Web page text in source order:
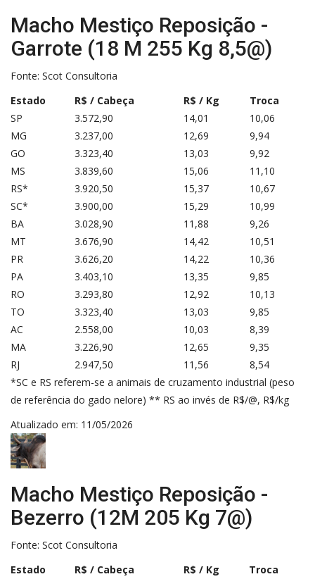
Macho Mestiço Reposição -
Garrote (18 M 255 Kg 8,5@)
Fonte: Scot Consultoria
Estado
R$ / Cabeça R$ / Kg
Troca
SP
3.572,90 14,01
10,06
MG
3.237,00 12,69
9,94
GO
3.323,40 13,03
9,92
MS
3.839,60 15,06
11,10
RS*
3.920,50 15,37
10,67
SC*
3.900,00 15,29
10,99
BA
3.028,90 11,88
9,26
MT
3.676,90 14,42
10,51
PR
3.626,20 14,22
10,36
PA
3.403,10 13,35
9,85
RO
3.293,80 12,92
10,13
TO
3.323,40 13,03
9,85
AC
2.558,00 10,03
8,39
MA
3.226,90 12,65
9,35
RJ
2.947,50 11,56
8,54
*SC e RS referem-se a animais de cruzamento industrial (peso
de referência do gado nelore) ** RS ao invés de R$/@, R$/kg
Atualizado em: 11/05/2026
Macho Mestiço Reposição -
Bezerro (12M 205 Kg 7@)
Fonte: Scot Consultoria
Estado
R$ / Cabeça R$ / Kg Troca